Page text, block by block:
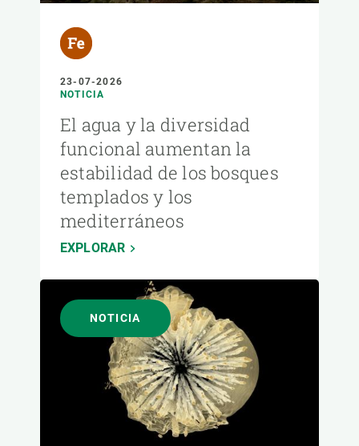
23-07-2026
NOTICIA
El agua y la diversidad
funcional aumentan la
estabilidad de los bosques
templados y los
mediterráneos
EXPLORAR
NOTICIA